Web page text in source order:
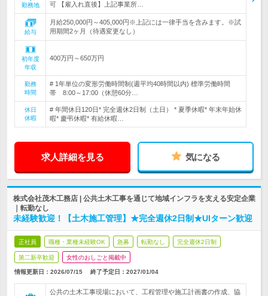
勤務地
可 【雇入れ直後】上記事業所…
給与
月給250,000円～405,000円※上記には一律手当を含みます。※試
用期間2ヶ月（待遇変更なし）
初年度
年収
400万円～650万円
勤務
時間
# 1年単位の変形労働時間制(週平均40時間以内) 標準労働時間
帯 8:00～17:00（休憩60分…
休日
休暇
# 年間休日120日* 完全週休2日制（土日） * 夏季休暇* 年末年始休
暇* 慶弔休暇* 有給休暇…
求人詳細を見る 気になる
株式会社茂木工務店 | 公共土木工事を通じて地域インフラを支える安定企業
｜転勤なし
未経験歓迎！【土木施工管理】★完全週休2日制★UIターン歓迎
正社員 職種・業種未経験OK 急募 転勤なし 完全週休2日制
第二新卒歓迎 女性のおしごと掲載中
情報更新日：2026/07/15 終了予定日： 2027/01/04
公共の土木工事現場において、工程管理や施工計画書の作成、協